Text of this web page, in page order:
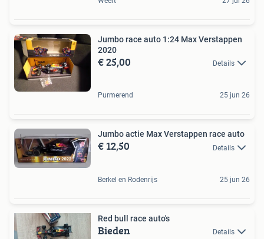
Jumbo race auto 1:24 Max Verstappen
2020
€ 25,00 Details
Purmerend 25 jun 26
Jumbo actie Max Verstappen race auto
€ 12,50 Details
Berkel en Rodenrijs 25 jun 26
Red bull race auto's
Bieden Details